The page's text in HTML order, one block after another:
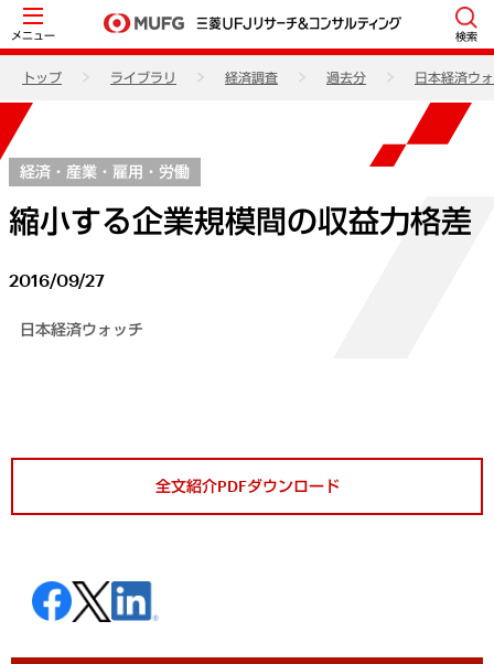
メニュー 検索
トップ ライブラリ 経済調査 過去分 日本経済ウ
経済・産業・雇用・労働
縮小する企業規模間の収益力格差
2016/09/27
日本経済ウォッチ
全文紹介PDFダウンロード